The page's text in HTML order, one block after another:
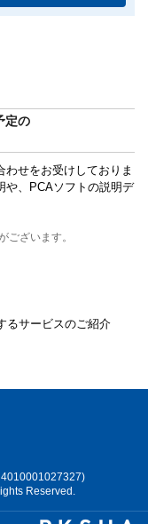
定の
せをお受けしておりま
や、PCAソフトの説明デ
ざいます。
るサービスのご紹介
4010001027327)
Reserved.